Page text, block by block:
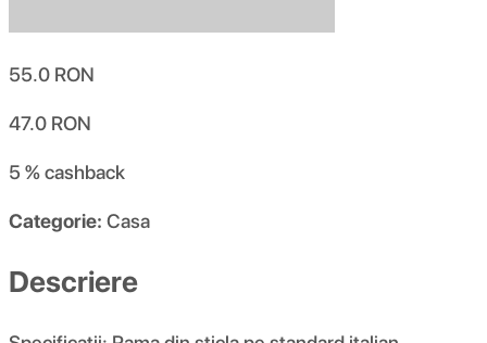
55.0 RON
47.0 RON
5 %cashback
Categorie: Casa
Descriere